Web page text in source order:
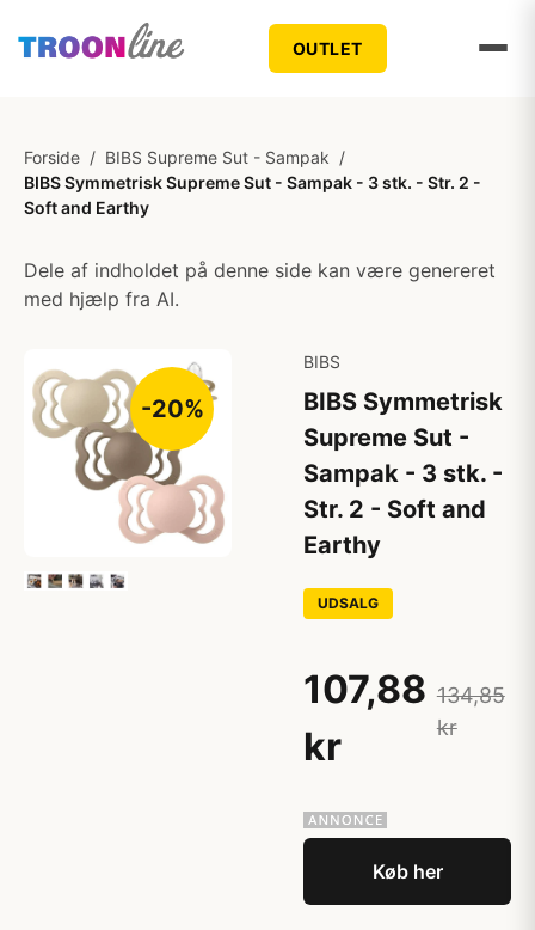
OUTLET
Forside / BIBS Supreme Sut - Sampak /
BIBS Symmetrisk Supreme Sut - Sampak - 3 stk. - Str. 2 -
Soft and Earthy
Dele af indholdet på denne side kan være genereret
med hjælp fra AI.
-20%
BIBS
BIBS Symmetrisk
Supreme Sut -
Sampak - 3 stk. -
Str. 2 - Soft and
Earthy
UDSALG
107,88
kr
134,85
kr
Køb her